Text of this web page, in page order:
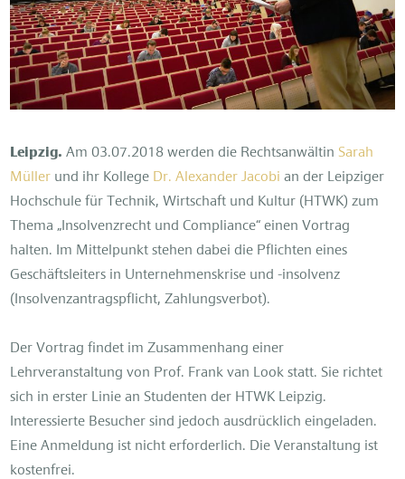
Leipzig. Am 03.07.2018 werden die Rechtsanwältin Sarah
Müller und ihr Kollege Dr. Alexander Jacobian der Leipziger
Hochschule für Technik, Wirtschaft und Kultur (HTWK) zum
Thema „Insolvenzrecht und Compliance“ einen Vortrag
halten. Im Mittelpunkt stehen dabei die Pflichten eines
Geschäftsleiters in Unternehmenskrise und -insolvenz
(Insolvenzantragspflicht, Zahlungsverbot).
Der Vortrag findet im Zusammenhang einer
Lehrveranstaltung von Prof. Frank van Look statt. Sie richtet
sich in erster Linie an Studenten der HTWK Leipzig.
Interessierte Besucher sind jedoch ausdrücklich eingeladen.
Eine Anmeldung ist nicht erforderlich. Die Veranstaltung ist
kostenfrei.